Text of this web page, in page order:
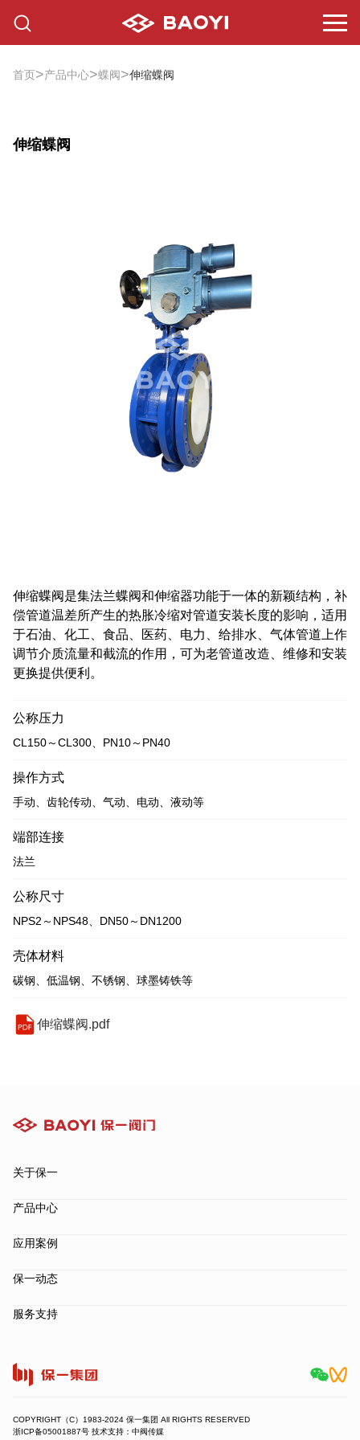
首页>产品中心>蝶阀>伸缩蝶阀
伸缩蝶阀
伸缩蝶阀是集法兰蝶阀和伸缩器功能于一体的新颖结构，补
偿管道温差所产生的热胀冷缩对管道安装长度的影响，适用
于石油、化工、食品、医药、电力、给排水、气体管道上作
调节介质流量和截流的作用，可为老管道改造、维修和安装
更换提供便利。
公称压力
CL150～CL300、PN10～PN40
操作方式
手动、齿轮传动、气动、电动、液动等
端部连接
法兰
公称尺寸
NPS2～NPS48、DN50～DN1200
壳体材料
碳钢、低温钢、不锈钢、球墨铸铁等
伸缩蝶阀.pdf
关于保一
产品中心
应用案例
保一动态
服务支持
COPYRIGHT（C）1983-2024 保一集团 All RIGHTS RESERVED
浙ICP备05001887号 技术支持：中阀传媒